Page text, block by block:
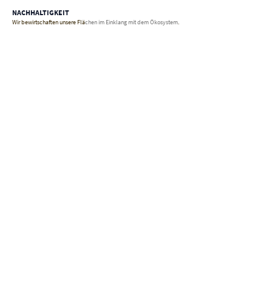
NACHHALTIGKEIT
Wir bewirtschaften unsere Flächen im Einklang mit dem Ökosystem.